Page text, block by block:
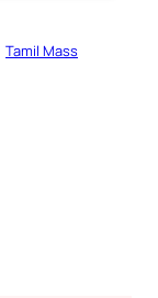
Tamil Mass